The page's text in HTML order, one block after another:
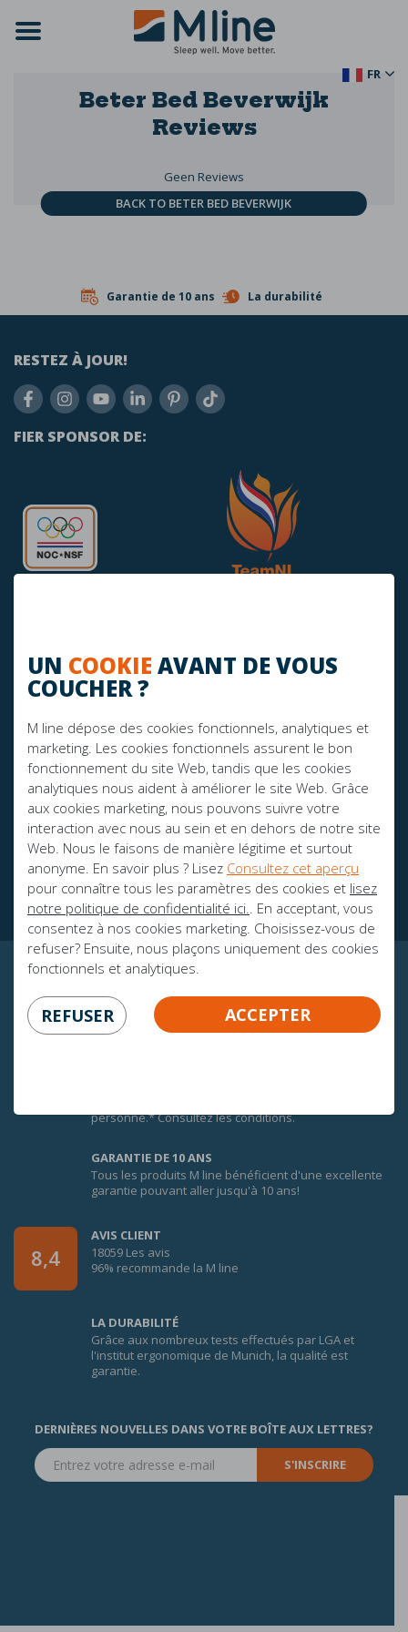
FR
UN COOKIE AVANT DE VOUS
COUCHER ?
M line dépose des cookies fonctionnels, analytiques et
marketing. Les cookies fonctionnels assurent le bon
fonctionnement du site Web, tandis que les cookies
analytiques nous aident à améliorer le site Web. Grâce
aux cookies marketing, nous pouvons suivre votre
interaction avec nous au sein et en dehors de notre site
Web. Nous le faisons de manière légitime et surtout
anonyme. En savoir plus ? Lisez Consultez cet aperçu
pour connaître tous les paramètres des cookies et lisez
notre politique de confidentialité ici.
. En acceptant, vous
consentez à nos cookies marketing. Choisissez-vous de
refuser? Ensuite, nous plaçons uniquement des cookies
fonctionnels et analytiques.
REFUSER ACCEPTER
Beter Bed Beverwijk
Reviews
Geen Reviews
BACK TO BETER BED BEVERWIJK
Garantie de 10 ans La durabilité
RESTEZ À JOUR!
FIER SPONSOR DE:
AVEZ-VOUS DES QUESTIONS?
info@mline.nl
+31 413-243050
Des brochures
Ambassadeurs
CERTITUDE GARANTIE!
personne.* Consultez les conditions.
GARANTIE DE 10 ANS
Tous les produits M line bénéficient d'une excellente
garantie pouvant aller jusqu'à 10 ans!
8,4
AVIS CLIENT
18059 Les avis
96% recommande la M line
LA DURABILITÉ
Grâce aux nombreux tests effectués par LGA et
l'institut ergonomique de Munich, la qualité est
garantie.
DERNIÈRES NOUVELLES DANS VOTRE BOÎTE AUX LETTRES?
S'INSCRIRE